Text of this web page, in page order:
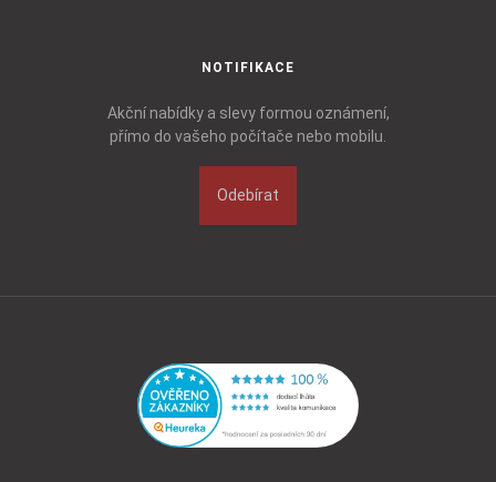
NOTIFIKACE
Akční nabídky a slevy formou oznámení,
přímo do vašeho počítače nebo mobilu.
Odebírat